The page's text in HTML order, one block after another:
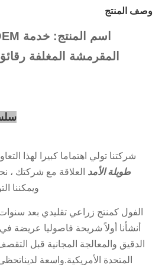
وصف المنتج
المقرمشة المغلفة
شركتنا تولي اهتماما كبيرا لهذا
طويلة الأمد العلاقة مع شركتك ،
ويمكننا
الفول كمنتج زراعي تقليدي بعد
أنشأنا أولاً شريحة فاصوليا عريضة
الدقيق والمعالجة المجانية قبل
المتحدة الأمريكية.واسعة لديناتحظى